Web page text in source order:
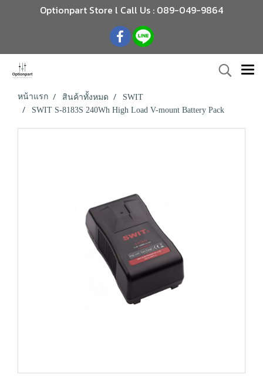
Optionpart Store l Call Us : 089-049-9864
หน้าแรก สินค้าทั้งหมด
SWIT
SWIT S-8183S 240Wh High Load V-mount Battery Pack